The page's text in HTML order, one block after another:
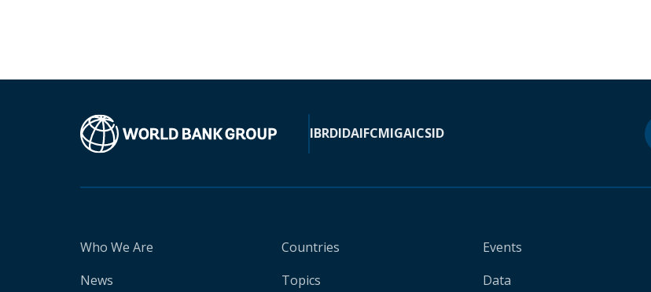
IBRDIDAIFCMIGAICSID
Who We Are
News
Countries
Topics
Events
Data